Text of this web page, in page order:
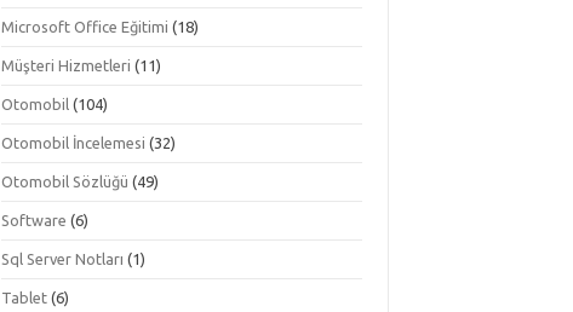
Microsoft Office Eğitimi (18)
Müşteri Hizmetleri (11)
Otomobil (104)
Otomobil İncelemesi (32)
Otomobil Sözlüğü (49)
Software (6)
Sql Server Notları (1)
Tablet (6)